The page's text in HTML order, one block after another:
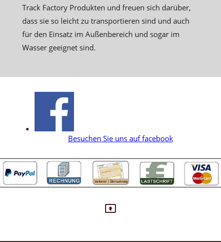
Track Factory Produkten und freuen sich darüber,
dass sie so leicht zu transportieren sind und auch
für den Einsatz im Außenbereich und sogar im
Wasser geeignet sind.
Besuchen Sie uns auf facebook